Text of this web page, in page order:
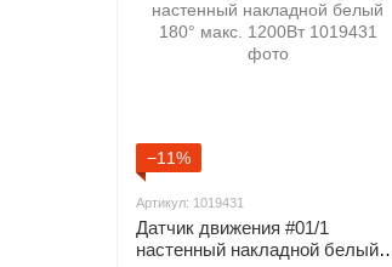
−11%
Артикул: 1019431
Датчик движения #01/1
настенный накладной белый